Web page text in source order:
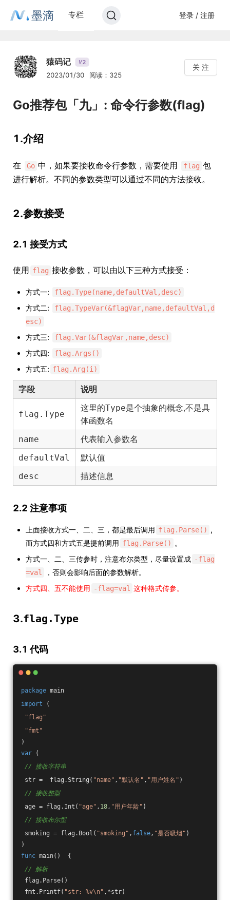
墨滴 专栏 登录 / 注册
猿码记 V2
2023/01/30 阅读：325
关 注
Go推荐包「九」: 命令行参数(flag)
1.介绍
在 Go 中，如果要接收命令行参数，需要使用 flag 包
进行解析。不同的参数类型可以通过不同的方法接收。
2.参数接受
2.1 接受方式
使用 flag 接收参数，可以由以下三种方式接受：
方式一: flag.Type(name,defaultVal,desc)
方式二:
flag.TypeVar(&flagVar,name,defaultVal,d
esc)
方式三: flag.Var(&flagVar,name,desc)
方式四: flag.Args()
方式五: flag.Arg(i)
字段 说明
flag.Type
这里的Type是个抽象的概念,不是具
体函数名
name 代表输入参数名
defaultVal 默认值
desc 描述信息
2.2 注意事项
上面接收方式一、二、三，都是最后调用 flag.Parse() ,
而方式四和方式五是提前调用 flag.Parse()
。
方式一、二、三传参时，注意布尔类型，尽量设置成 -flag
=val
，否则会影响后面的参数解析。
方式四、五不能使用 -flag=val 这种格式传参。
3.flag.Type
3.1 代码
package main
import (
"flag"
"fmt"
)
var (
// 接收字符串
str =  flag.String( "name" , "默认名" , "用户姓名" )
// 接收整型
age = flag.Int( "age" , 18, "用户年龄" )
// 接收布尔型
smoking = flag.Bool( "smoking" , false, "是否吸烟" )
)
func main()
{
// 解析
flag.Parse()
fmt.Printf( "str: %v\n" ,*str)